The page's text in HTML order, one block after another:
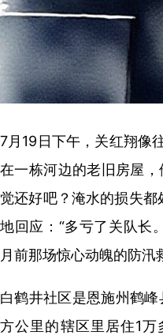
7月19日下午，关红翔像
在一栋河边的老旧房屋
觉还好吧？淹水的损失都
地回应：“多亏了关队长
月前那场惊心动魄的防汛
白鹤井社区是恩施州鹤
方公里的辖区里居住1